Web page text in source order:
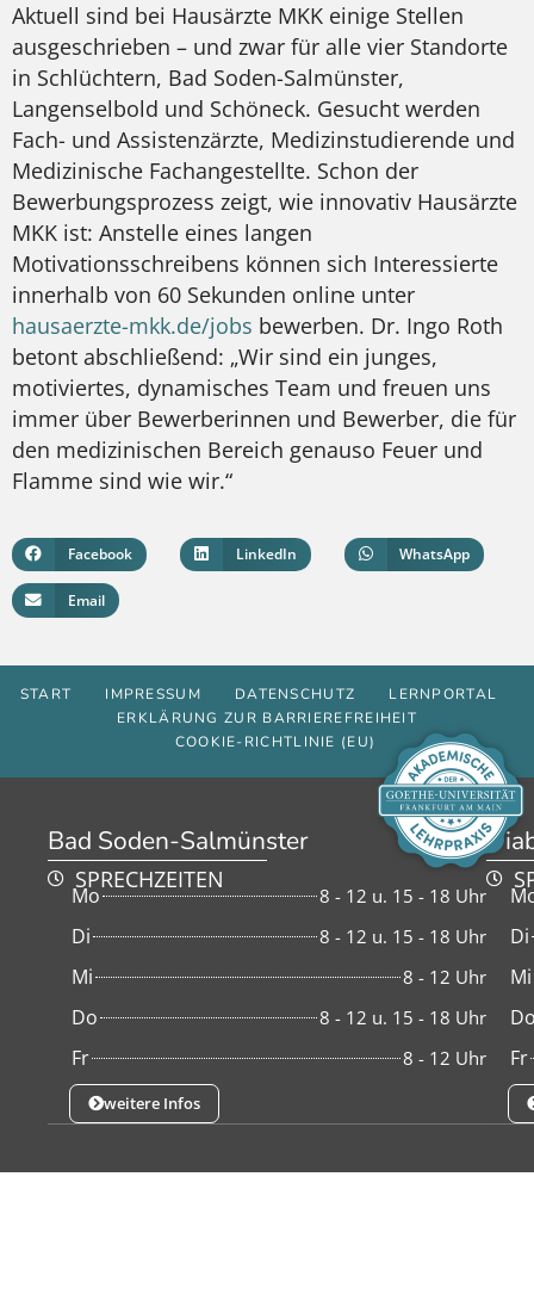
Aktuell sind bei Hausärzte MKK einige Stellen
ausgeschrieben – und zwar für alle vier Standorte
in Schlüchtern, Bad Soden-Salmünster,
Langenselbold und Schöneck. Gesucht werden
Fach- und Assistenzärzte, Medizinstudierende und
Medizinische Fachangestellte. Schon der
Bewerbungsprozess zeigt, wie innovativ Hausärzte
MKK ist: Anstelle eines langen
Motivationsschreibens können sich Interessierte
innerhalb von 60 Sekunden online unter
hausaerzte-mkk.de/jobs bewerben. Dr. Ingo Roth
betont abschließend: „Wir sind ein junges,
motiviertes, dynamisches Team und freuen uns
immer über Bewerberinnen und Bewerber, die für
den medizinischen Bereich genauso Feuer und
Flamme sind wie wir.“
Facebook LinkedIn WhatsApp
Email
START IMPRESSUM DATENSCHUTZ
LERNPORTAL
ERKLÄRUNG ZUR BARRIEREFREIHEIT
COOKIE-RICHTLINIE (EU)
Bad Soden-Salmünster
SPRECHZEITEN
Mo 8 - 12 u. 15 - 18 Uhr
Di 8 - 12 u. 15 - 18 Uhr
Mi 8 - 12 Uhr
Do 8 - 12 u. 15 - 18 Uhr
Fr 8 - 12 Uhr
weitere Infos
Di
Mi
Fr